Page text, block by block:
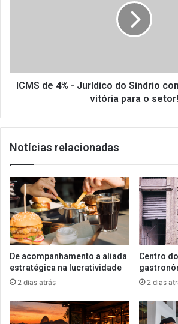
mais
umaICMS de 4% - Jurídico do Sindrio
vitória para o setor!
Notícias relacionadas
De acompanhamento a aliada
estratégica na lucratividade
2 dias atrás
Centro
2 dias